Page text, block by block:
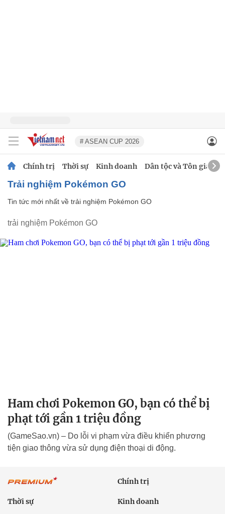
# ASEAN CUP 2026
Chính trị Thời sự Kinh doanh Dân tộc và Tôn giáo
trải nghiệm Pokémon GO
Tin tức mới nhất về trải nghiệm Pokémon GO
trải nghiệm Pokémon GO
Ham chơi Pokemon GO, bạn có thể bị
phạt tới gần 1 triệu đồng
(GameSao.vn) – Do lỗi vi phạm vừa điều khiển phương
tiện giao thông vừa sử dụng điện thoại di động.
Chính trị
Thời sự Kinh doanh